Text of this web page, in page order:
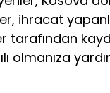
ihracat
tarafından
olmanıza